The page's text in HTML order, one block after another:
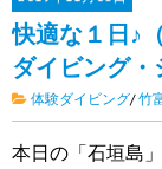
快適な１日♪
ダイビング・
体験ダイビング/ 竹
本日の「石垣島